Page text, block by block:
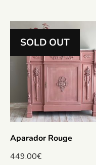
SOLD OUT
Aparador Rouge
449.00€